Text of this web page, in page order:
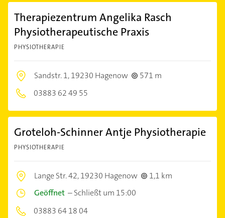
Therapiezentrum Angelika Rasch
Physiotherapeutische Praxis
PHYSIOTHERAPIE
Sandstr. 1,19230 Hagenow
571 m
03883 62 49 55
Groteloh-Schinner Antje Physiotherapie
PHYSIOTHERAPIE
Lange Str. 42,19230 Hagenow
1,1 km
Geöffnet –Schließt um 15:00
03883 64 18 04